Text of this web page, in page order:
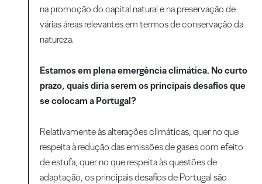
na promoção do capital natural e na preservação de
várias áreas relevantes em termos de conservação da
natureza.
Estamos em plena emergência climática. No curto
prazo, quais diria serem os principais desafios que
se colocam a Portugal?
Relativamente às alterações climáticas, quer no que
respeita à redução das emissões de gases com efeito
de estufa, quer no que respeita às questões de
adaptação, os principais desafios de Portugal são